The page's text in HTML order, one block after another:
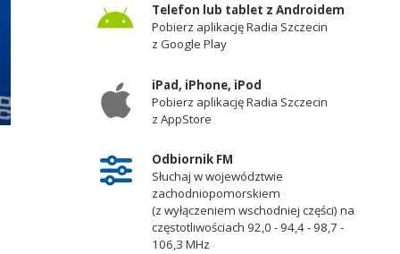
Telefon lub tablet z Androidem
Pobierz aplikację Radia Szczecin
z Google Play
iPad, iPhone, iPod
Pobierz aplikację Radia Szczecin
z AppStore
Odbiornik FM
Słuchaj w województwie
zachodniopomorskiem
(z wyłączeniem wschodniej części) na
częstotliwościach 92,0 - 94,4 - 98,7 -
106,3 MHz